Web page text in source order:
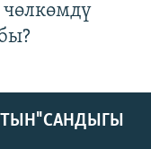
САНДЫГЫ